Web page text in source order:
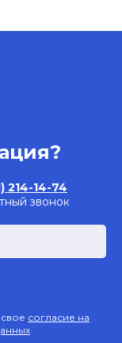
214-14-74
звонок
согласие на